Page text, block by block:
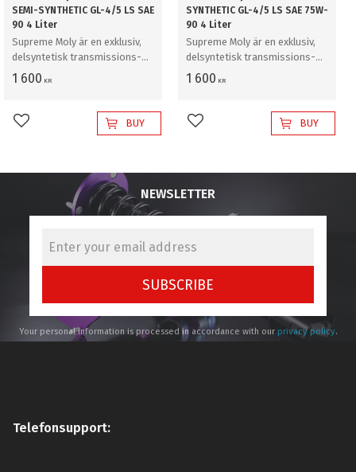
SEMI-SYNTHETIC GL-4/5 LS SAE
90 4 Liter
Supreme Moly är en exklusiv,
delsyntetisk transmissions-
och växellådsolja med en
additivteknik för lägre friktion
1 600 KR
Add to favorites BUY
SYNTHETIC GL-4/5 LS SAE 75W-
90 4 Liter
Supreme Moly är en exklusiv,
delsyntetisk transmissions-
och växellådsolja med en
additivteknik för lägre friktion
1 600 KR
Add to favorites BUY
NEWSLETTER
SUBSCRIBE
Your personal information is processed in accordance with our privacy policy.
Telefonsupport: